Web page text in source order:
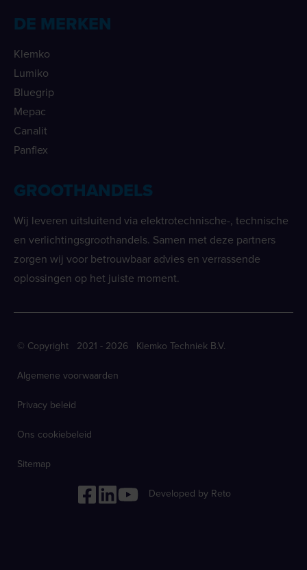
DE MERKEN
Klemko
Lumiko
Bluegrip
Mepac
Canalit
Panflex
GROOTHANDELS
Wij leveren uitsluitend via elektrotechnische-, technische
en verlichtingsgroothandels. Samen met deze partners
zorgen wij voor betrouwbaar advies en verrassende
oplossingen op het juiste moment.
© Copyright 2021 - 2026 Klemko Techniek B.V.
Algemene voorwaarden
Privacy beleid
Ons cookiebeleid
Sitemap
Developed by Reto